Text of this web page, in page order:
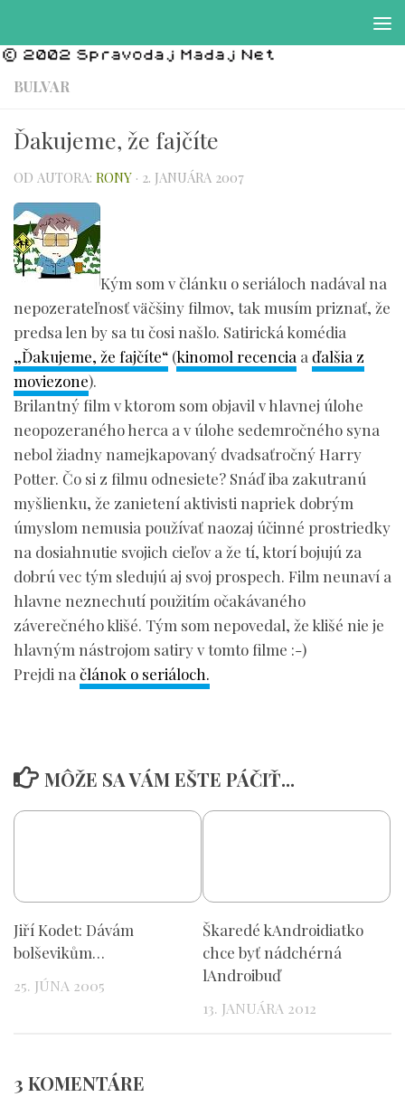
BULVAR
Ďakujeme, že fajčíte
OD AUTORA: RONY · 2. JANUÁRA 2007
Kým som v článku o seriáloch nadával na
nepozerateľnosť väčšiny filmov, tak musím priznať, že
predsa len by sa tu čosi našlo. Satirická komédia
„Ďakujeme, že fajčíte“ (kinomol recencia a ďalšia z
moviezone).
Brilantný film v ktorom som objavil v hlavnej úlohe
neopozeraného herca a v úlohe sedemročného syna
nebol žiadny namejkapovaný dvadsaťročný Harry
Potter. Čo si z filmu odnesiete? Snáď iba zakutranú
myšlienku, že zanietení aktivisti napriek dobrým
úmyslom nemusia používať naozaj účinné prostriedky
na dosiahnutie svojich cieľov a že tí, ktorí bojujú za
dobrú vec tým sledujú aj svoj prospech. Film neunaví a
hlavne neznechutí použitím očakávaného
záverečného klišé. Tým som nepovedal, že klišé nie je
hlavným nástrojom satiry v tomto filme :-)
Prejdi na článok o seriáloch.
MÔŽE SA VÁM EŠTE PÁČIŤ...
Jiří Kodet: Dávám
bolševikům…
25. JÚNA 2005
Škaredé kAndroidiatko
chce byť nádchérná
lAndroibuď
13. JANUÁRA 2012
3 KOMENTÁRE